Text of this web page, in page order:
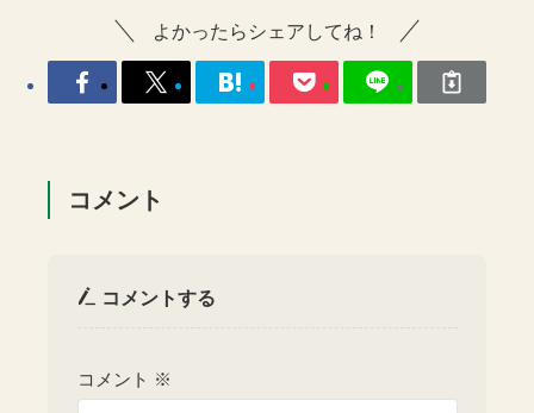
よかったらシェアしてね！
コメント
コメントする
コメント ※